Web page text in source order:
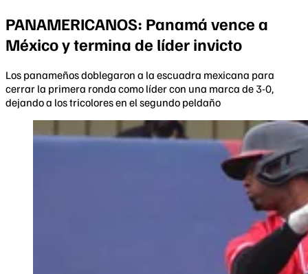
PANAMERICANOS: Panamá vence a
México y termina de líder invicto
Los panameños doblegaron a la escuadra mexicana para
cerrar la primera ronda como líder con una marca de 3-0,
dejando a los tricolores en el segundo peldaño